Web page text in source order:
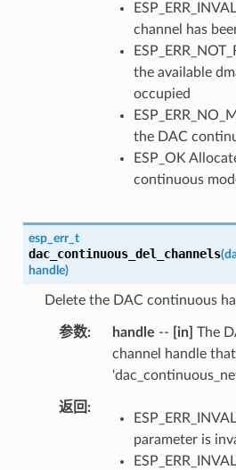
channel has
the available
occupied
the DAC
ESP_OK
continuous
esp_err_t
dac_continuous_del_channels(
handle)
Delete the DAC continuous
参数 handle -- [in] The
channel handle
返回
parameter is